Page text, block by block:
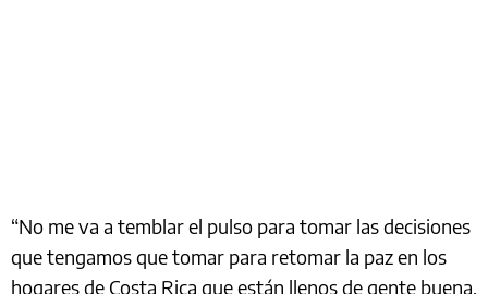
“No me va a temblar el pulso para tomar las decisiones
que tengamos que tomar para retomar la paz en los
hogares de Costa Rica que están llenos de gente buena.